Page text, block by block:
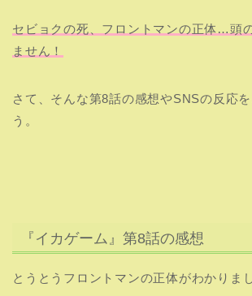
セビョクの死、フロントマンの正体…頭
ません！
さて、そんな第8話の感想やSNSの反応
う。
『イカゲーム』第8話の感想
とうとうフロントマンの正体がわかりま